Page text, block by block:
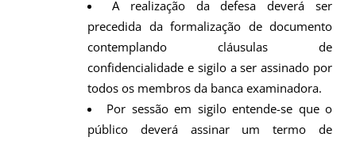
A realização da defesa deverá ser
precedida da formalização de documento
contemplando cláusulas de
confidencialidade e sigilo a ser assinado por
todos os membros da banca examinadora.
Por sessão em sigilo entende-se que o
público deverá assinar um termo de